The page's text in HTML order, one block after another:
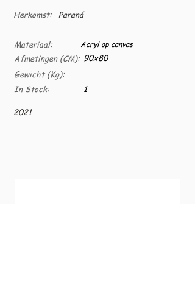
Herkomst: Paraná
Materiaal:
Afmetingen (CM):
Gewicht (Kg):
In Stock:
Acryl op canvas
90x80
1
2021